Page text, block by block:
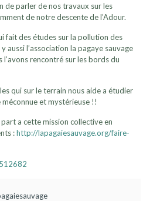
de parler de nos travaux sur les
de notre descente de l’Adour.
fait des études sur la pollution des
aussi l’association la pagaye sauvage
rencontré sur les bords du
qui sur le terrain nous aide a étudier
et mystérieuse !!
a cette mission collective en
:http://lapagaiesauvage.org/faire-